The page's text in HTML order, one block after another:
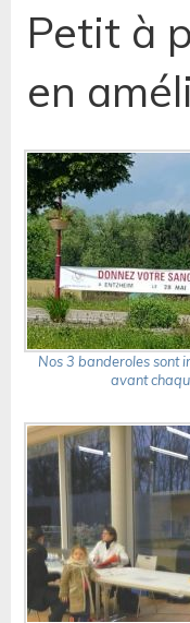
Petit à
en
Nos 3 banderoles sont
avant